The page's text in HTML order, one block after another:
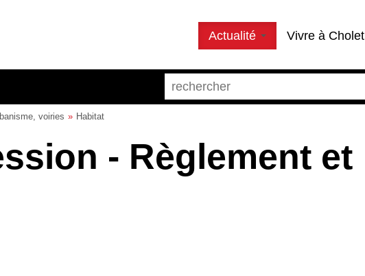
Actualité Vivre à Cholet
voiries Habitat
- Règlement et